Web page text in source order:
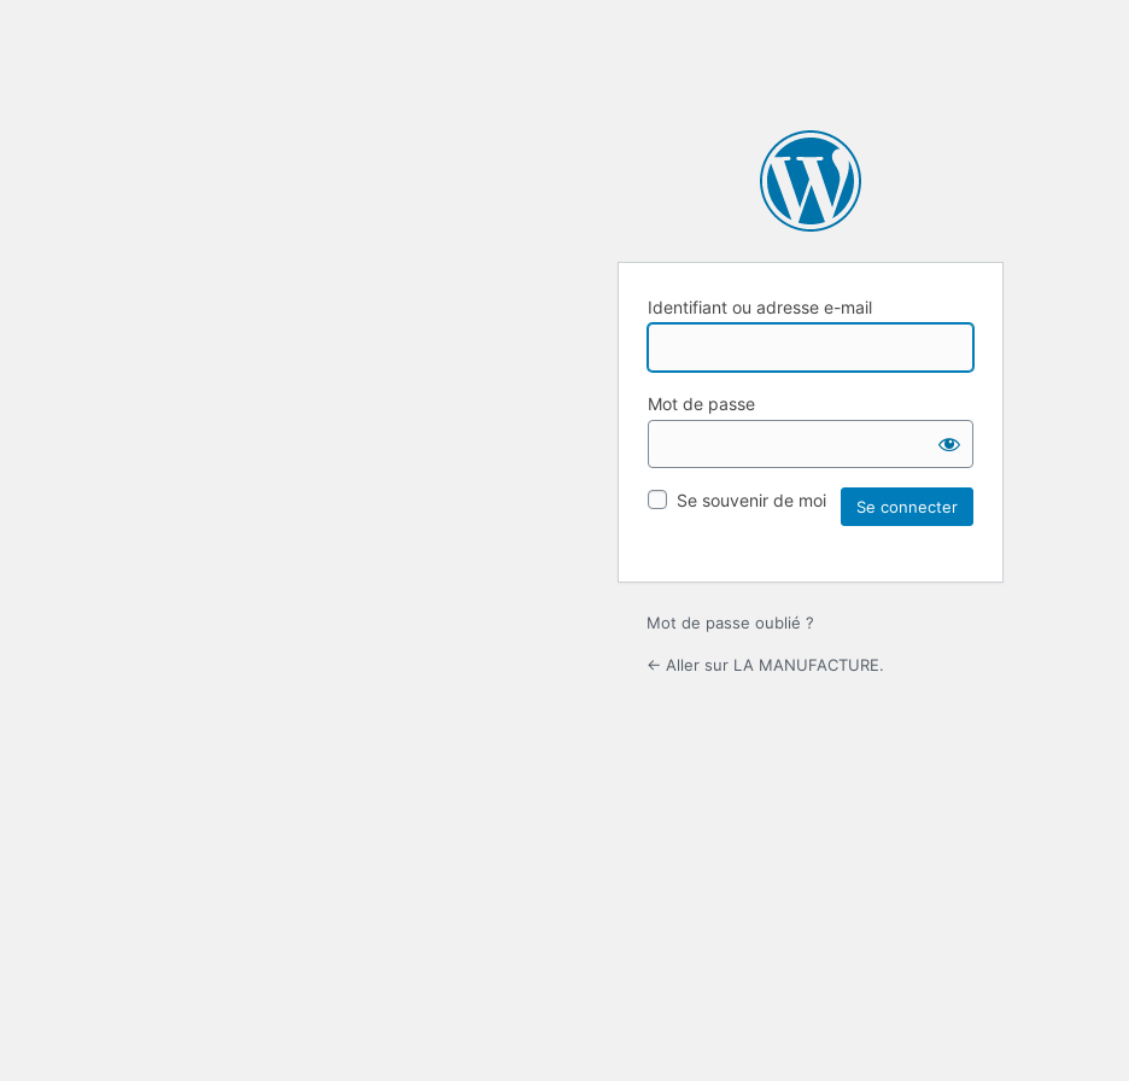
Identifiant ou adresse e-mail
Mot de passe
Se souvenir de moi
Mot de passe oublié ?
← Aller sur LA MANUFACTURE.